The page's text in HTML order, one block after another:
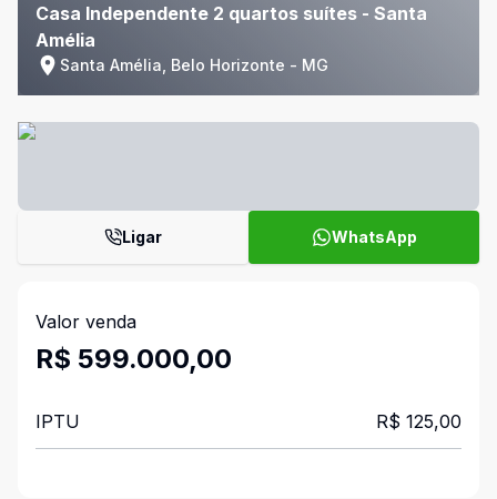
Casa Independente 2 quartos suítes - Santa
Amélia
Santa Amélia, Belo Horizonte - MG
Ligar WhatsApp
Valor venda
R$ 599.000,00
IPTU R$ 125,00